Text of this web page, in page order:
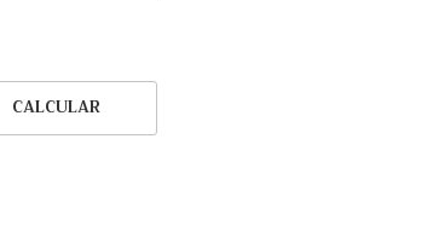
CALCULAR